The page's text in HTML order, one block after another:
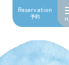
Reservation
予約